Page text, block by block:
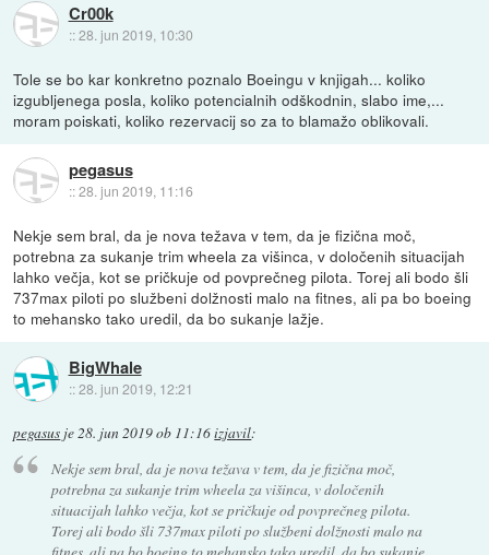
Cr00k
::28. jun 2019, 10:30
Tole se bo kar konkretno poznalo Boeingu v knjigah... koliko
izgubljenega posla, koliko potencialnih odškodnin, slabo ime,...
moram poiskati, koliko rezervacij so za to blamažo oblikovali.
pegasus
::28. jun 2019, 11:16
Nekje sem bral, da je nova težava v tem, da je fizična moč,
potrebna za sukanje trim wheela za višinca, v določenih situacijah
lahko večja, kot se pričkuje od povprečneg pilota. Torej ali bodo šli
737max piloti po službeni dolžnosti malo na fitnes, ali pa bo boeing
to mehansko tako uredil, da bo sukanje lažje.
BigWhale
::28. jun 2019, 12:21
pegasus je28. jun 2019 ob 11:16izjavil:
Nekje sem bral, da je nova težava v tem, da je fizična moč,
potrebna za sukanje trim wheela za višinca, v določenih
situacijah lahko večja, kot se pričkuje od povprečneg pilota.
Torej ali bodo šli 737max piloti po službeni dolžnosti malo na